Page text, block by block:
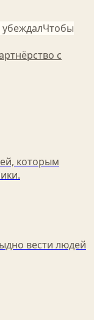
Чтобы
с
которым
вести людей